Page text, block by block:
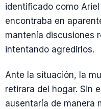
identificado como
encontraba en
mantenía discusiones
intentando agredirlos.
Ante la situación, la
retirara del hogar. Sin
ausentaría de manera